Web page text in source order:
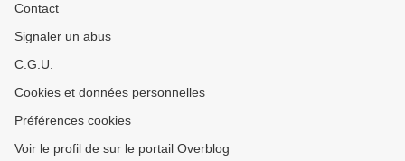
Contact
Signaler un abus
C.G.U.
Cookies et données personnelles
Préférences cookies
Voir le profil de sur le portail Overblog